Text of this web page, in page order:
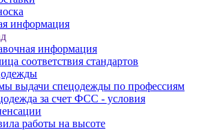
информация
информация
соответствия стандартов
выдачи спецодежды по профессиям
за счет ФСС - условия
работы на высоте